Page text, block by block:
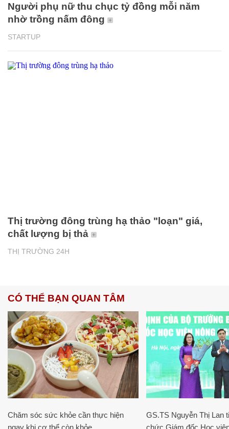
STARTUP
Người phụ nữ thu chục tỷ đồng mỗi năm
nhờ trồng nấm đông
THỊ TRƯỜNG 24H
Thị trường đông trùng hạ thảo "loạn" giá,
chất lượng bị thả
CÓ THỂ BẠN QUAN TÂM
Chăm sóc sức khỏe cần thực hiện
ngay khi cơ thể còn khỏe
GS.TS Nguyễn Thị Lan
chức Giám đốc Học